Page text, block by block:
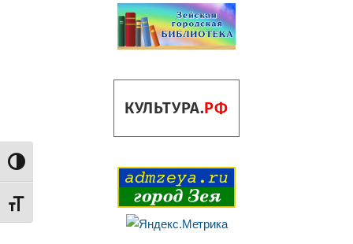
Переключить на высокую контрастность
Переключить на увеличенный шрифт